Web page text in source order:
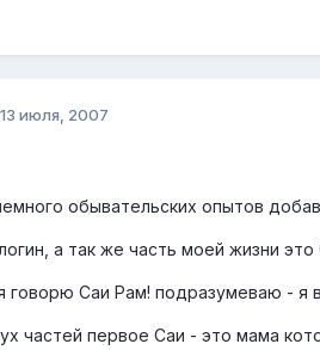
13 июля, 2007
обывательских опытов
а так же часть моей жизни
говорю Саи Рам! подразумеваю - я
частей первое Саи - это мама